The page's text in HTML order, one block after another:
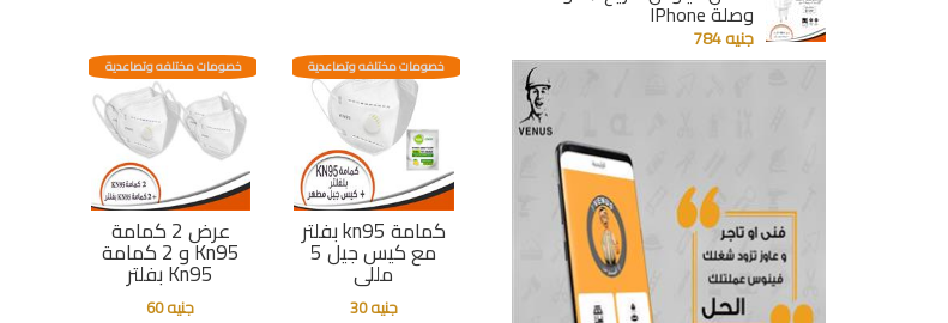
وصلة IPhone
جنيه 784
كمامة kn95 بفلتر
مع كيس جيل 5
مللى
خصومات مختلفه وتصاعدية
جنيه 30
عرض 2 كمامة
Kn95 و 2 كمامة
Kn95 بفلتر
خصومات مختلفه وتصاعدية
جنيه 60